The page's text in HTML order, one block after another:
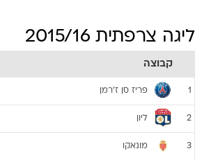
ליגה צרפתית 2015/16
קבוצה
1 פריז סן ז'רמן
2 ליון
3 מונאקו